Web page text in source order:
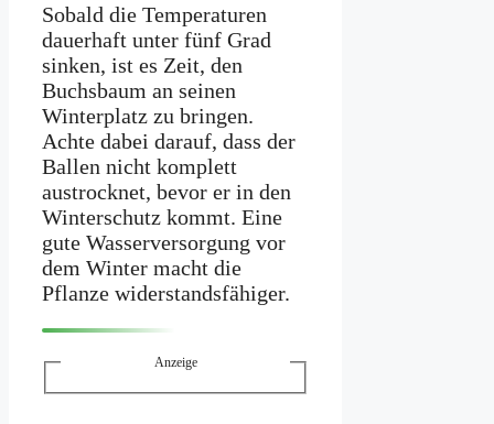
Sobald die Temperaturen
dauerhaft unter fünf Grad
sinken, ist es Zeit, den
Buchsbaum an seinen
Winterplatz zu bringen.
Achte dabei darauf, dass der
Ballen nicht komplett
austrocknet, bevor er in den
Winterschutz kommt. Eine
gute Wasserversorgung vor
dem Winter macht die
Pflanze widerstandsfähiger.
Anzeige